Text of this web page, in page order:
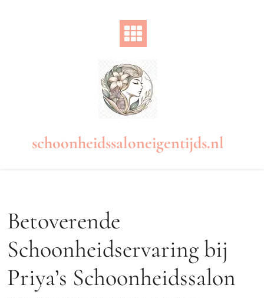
schoonheidssaloneigentijds.nl
Betoverende
Schoonheidservaring bij
Priya’s Schoonheidssalon